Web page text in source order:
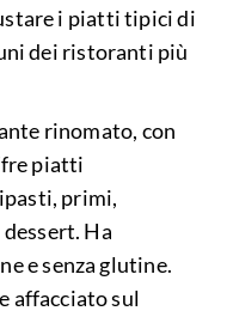
i piatti tipici di
dei ristoranti più
rinomato, con
piatti
primi,
Ha
e senza glutine.
affacciato sul